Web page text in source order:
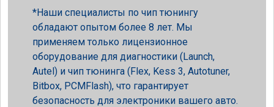
Наши специалисты по чип тюнингу
обладают опытом более 8 лет. Мы
применяем только лицензионное
оборудование для диагностики (Launch,
Autel) и чип тюнинга (Flex, Kess 3, Autotuner,
Bitbox, PCMFlash), что гарантирует
безопасность для электроники вашего авто.